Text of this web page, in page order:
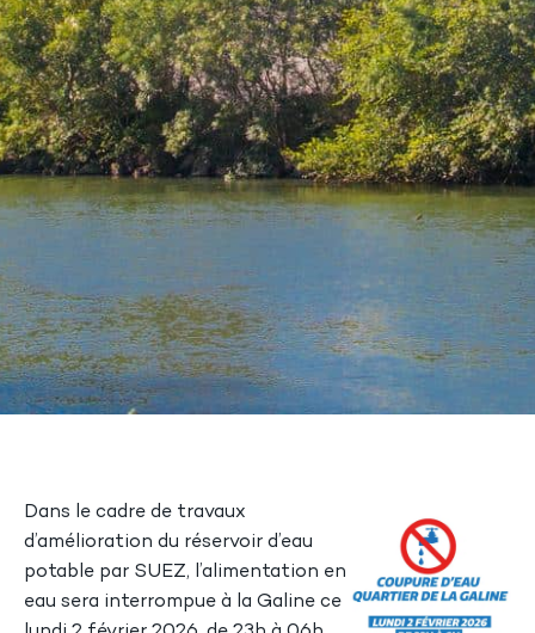
Dans le cadre de travaux
d’amélioration du réservoir d’eau
potable par SUEZ, l’alimentation en
eau sera interrompue à la Galine ce